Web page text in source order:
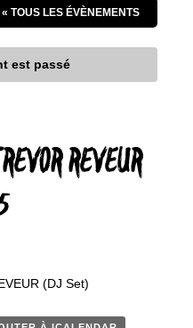
« TOUS LES ÉVÈNEMENTS
est passé
REVEUR
(DJ Set)